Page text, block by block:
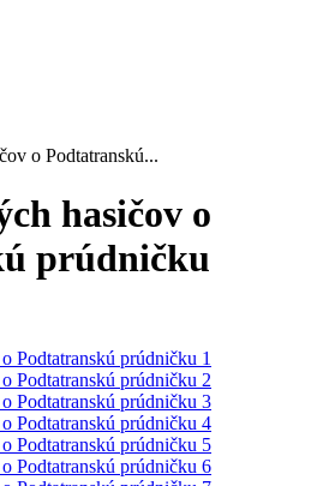
o Podtatranskú...
hasičov o
prúdničku